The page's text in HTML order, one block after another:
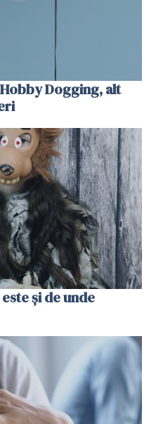
Dogging, alt
și de unde